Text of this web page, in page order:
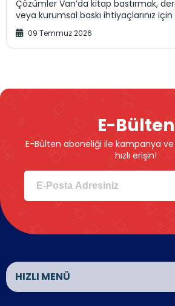
Çözümler Van’da kitap bastırmak,
veya kurumsal baskı ihtiyaçlarınız
matbaa mı arıyorsunuz? Van Matbaa,
09 Temmuz 2026
E-Bülten
E-Bülten aboneliği ile kampanya
hızlı erişin!
HIZLI MENÜ